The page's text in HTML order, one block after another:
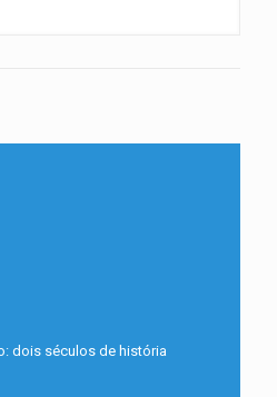
dois séculos de história